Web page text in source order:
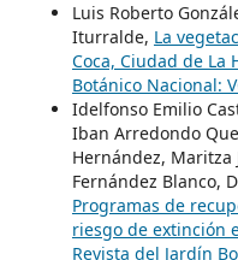
Luis Roberto
Iturralde, La
Coca, Ciudad de La
Botánico Nacional:
Idelfonso Emilio
Iban Arredondo
Hernández, Maritza
Fernández Blanco,
Programas de
riesgo de extinción
Revista del Jardín